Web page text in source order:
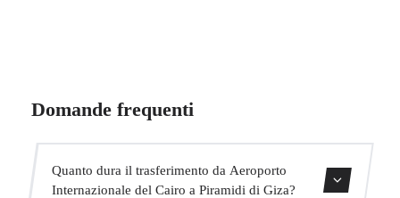
Domande frequenti
Quanto dura il trasferimento da Aeroporto
Internazionale del Cairo a Piramidi di Giza?